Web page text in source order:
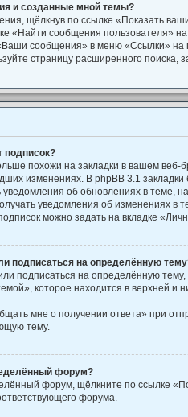
и созданные мной темы?
щёлкнув по ссылке «Показать
«Найти сообщения пользователя»
сообщения» в меню «Ссылки» на
страницу расширенного поиска,
подписок?
похожи на закладки в вашем веб-
изменениях. В phpBB 3.1
об обновлениях в теме,
уведомления об изменениях в
можно задать на вкладке
подписаться на определённую
подписаться на определённую
которое находится в верхней и
мне о получении ответа» при
тему.
форум?
форум, щёлкните по ссылке
форума.